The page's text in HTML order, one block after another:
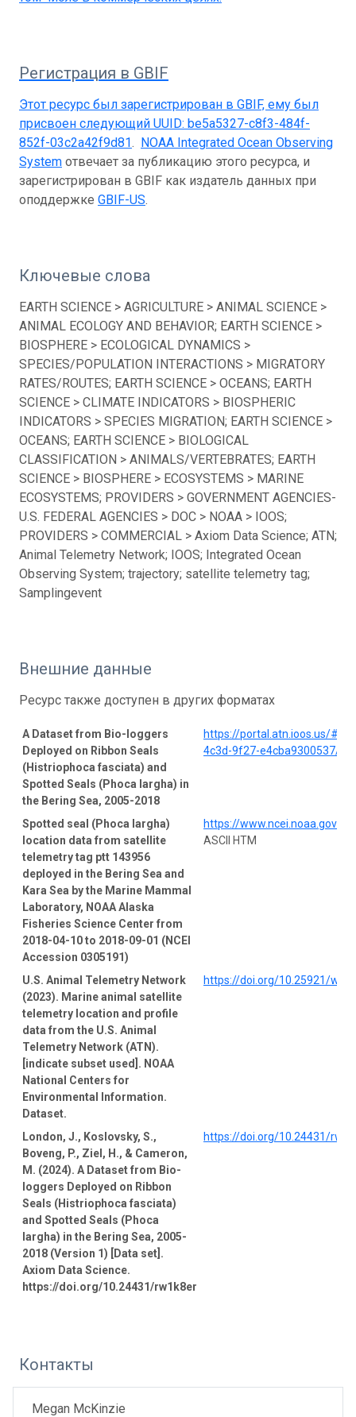
Регистрация в GBIF
Этот ресурс был зарегистрирован в GBIF, ему был
присвоен следующий UUID: be5a5327-c8f3-484f-
852f-03c2a42f9d81. NOAA Integrated Ocean Observing
System отвечает за публикацию этого ресурса, и
зарегистрирован в GBIF как издатель данных при
оподдержке GBIF-US.
Ключевые слова
EARTH SCIENCE > AGRICULTURE > ANIMAL SCIENCE >
ANIMAL ECOLOGY AND BEHAVIOR; EARTH SCIENCE >
BIOSPHERE > ECOLOGICAL DYNAMICS >
SPECIES/POPULATION INTERACTIONS > MIGRATORY
RATES/ROUTES; EARTH SCIENCE > OCEANS; EARTH
SCIENCE > CLIMATE INDICATORS > BIOSPHERIC
INDICATORS > SPECIES MIGRATION; EARTH SCIENCE >
OCEANS; EARTH SCIENCE > BIOLOGICAL
CLASSIFICATION > ANIMALS/VERTEBRATES; EARTH
SCIENCE > BIOSPHERE > ECOSYSTEMS > MARINE
ECOSYSTEMS; PROVIDERS > GOVERNMENT AGENCIES-
U.S. FEDERAL AGENCIES > DOC > NOAA > IOOS;
PROVIDERS > COMMERCIAL > Axiom Data Science; ATN;
Animal Telemetry Network; IOOS; Integrated Ocean
Observing System; trajectory; satellite telemetry tag;
Samplingevent
Внешние данные
Ресурс также доступен в других форматах
A Dataset from Bio-loggers
Deployed on Ribbon Seals
(Histriophoca fasciata) and
Spotted Seals (Phoca largha) in
the Bering Sea, 2005-2018
https://portal.atn.ioos.us/
4c3d-9f27-e4cba9300537/
Spotted seal (Phoca largha)
location data from satellite
telemetry tag ptt 143956
deployed in the Bering Sea and
Kara Sea by the Marine Mammal
Laboratory, NOAA Alaska
Fisheries Science Center from
2018-04-10 to 2018-09-01 (NCEI
Accession 0305191)
https://www.ncei.noaa.gov/
ASCII HTM
U.S. Animal Telemetry Network
(2023). Marine animal satellite
telemetry location and profile
data from the U.S. Animal
Telemetry Network (ATN).
[indicate subset used]. NOAA
National Centers for
Environmental Information.
Dataset.
https://doi.org/10.25921/
London, J., Koslovsky, S.,
Boveng, P., Ziel, H., & Cameron,
M. (2024). A Dataset from Bio-
loggers Deployed on Ribbon
Seals (Histriophoca fasciata)
and Spotted Seals (Phoca
largha) in the Bering Sea, 2005-
2018 (Version 1) [Data set].
Axiom Data Science.
https://doi.org/10.24431/rw1k8er
https://doi.org/10.24431/
Контакты
Megan McKinzie